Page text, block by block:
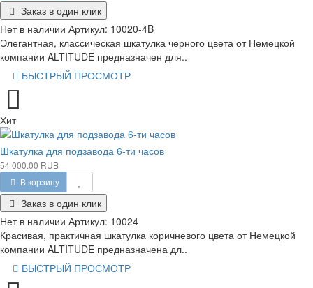
Заказ в один клик
Нет в наличии Артикул: 10020-4B
Элегантная, классическая шкатулка черного цвета от Немецкой
компании ALTITUDE предназначен для..
БЫСТРЫЙ ПРОСМОТР
Хит
Шкатулка для подзавода 6-ти часов
54 000.00 RUB
В корзину
Заказ в один клик
Нет в наличии Артикул: 10024
Красивая, практичная шкатулка коричневого цвета от Немецкой
компании ALTITUDE предназначена дл..
БЫСТРЫЙ ПРОСМОТР